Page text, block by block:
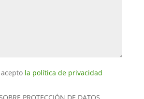
la política de privacidad